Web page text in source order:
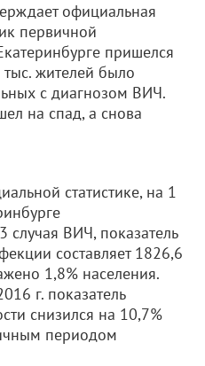
официальная
первичной
пришелся
жителей было
с диагнозом ВИЧ.
на спад, а снова
статистике, на 1
случая ВИЧ, показатель
составляет 1826,6
1,8% населения.
г. показатель
снизился на 10,7%
периодом